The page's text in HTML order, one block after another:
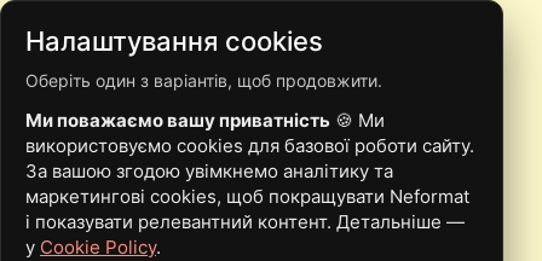
ГУРТ MOTANKA
ПІДПИСАВ КОНТРАКТ З
ЛЕЙБЛОМ NAPALM
RECORDS
Налаштування cookies
Оберіть один з варіантів, щоб продовжити.
Ми поважаємо вашу приватність 🍪 Ми
використовуємо cookies для базової роботи сайту.
За вашою згодою увімкнемо аналітику та
маркетингові cookies, щоб покращувати Neformat
і показувати релевантний контент. Детальніше —
у Cookie Policy.